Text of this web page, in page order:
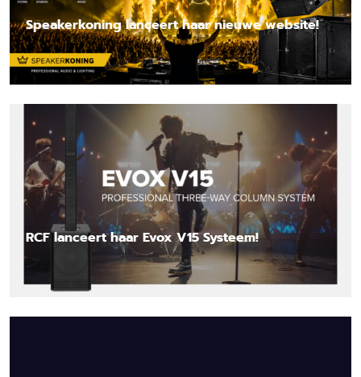
Speakerkoning lanceert haar nieuwe website!
Lees nieuwsbericht
RCF lanceert haar Evox V15 Systeem!
Lees nieuwsbericht